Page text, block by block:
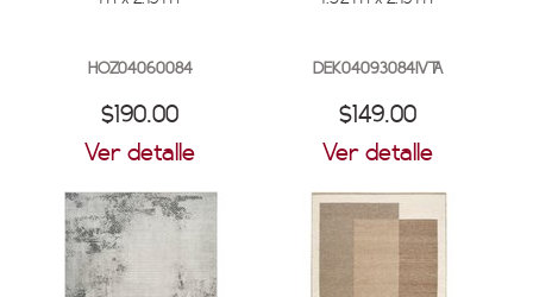
HOZ04060084
$190.00
Ver detalle
DEK04093084IVTA
$149.00
Ver detalle